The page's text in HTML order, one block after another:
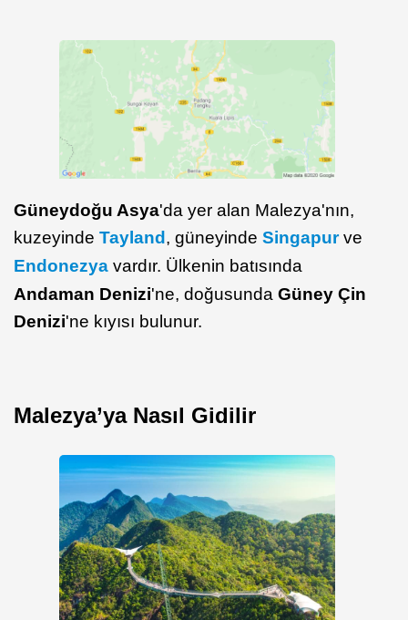
Güneydoğu Asya'da yer alan Malezya'nın,
kuzeyinde Tayland, güneyinde Singapurve
Endonezya vardır. Ülkenin batısında
Andaman Denizi'ne, doğusunda Güney Çin
Denizi'ne kıyısı bulunur.
Malezya’ya Nasıl Gidilir